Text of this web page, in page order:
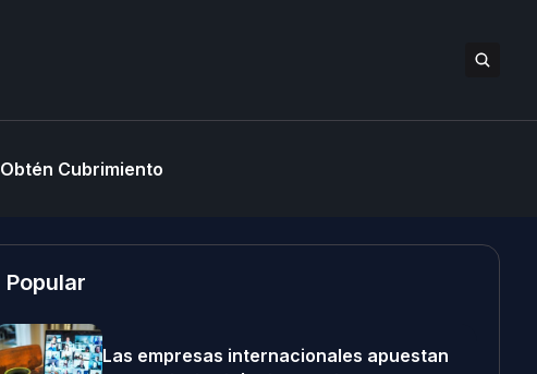
Obtén Cubrimiento
Popular
Las empresas internacionales apuestan